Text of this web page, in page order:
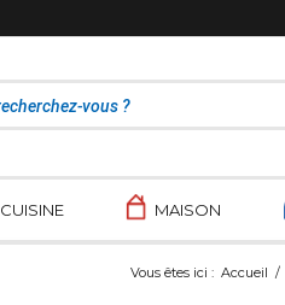
CUISINE MAISON
Vous êtes ici : Accueil /